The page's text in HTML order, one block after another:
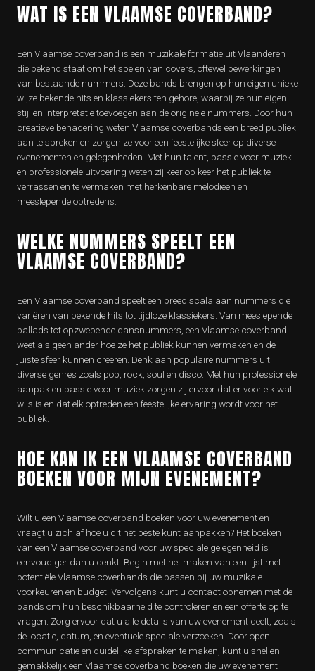
WAT IS EEN VLAAMSE COVERBAND?
Een Vlaamse coverband is een muzikale formatie uit Vlaanderen
die bekend staat om het spelen van covers, oftewel bewerkingen
van bestaande nummers. Deze bands brengen op hun eigen unieke
wijze bekende hits en klassiekers ten gehore, waarbij ze hun eigen
stijl en interpretatie toevoegen aan de originele nummers. Door hun
creatieve benadering weten Vlaamse coverbands een breed publiek
aan te spreken en zorgen ze voor een feestelijke sfeer op diverse
evenementen en gelegenheden. Met hun talent, passie voor muziek
en professionele uitvoering weten zij keer op keer het publiek te
verrassen en te vermaken met herkenbare melodieën en
meeslepende optredens.
WELKE NUMMERS SPEELT EEN
VLAAMSE COVERBAND?
Een Vlaamse coverband speelt een breed scala aan nummers die
variëren van bekende hits tot tijdloze klassiekers. Van meeslepende
ballads tot opzwepende dansnummers, een Vlaamse coverband
weet als geen ander hoe ze het publiek kunnen vermaken en de
juiste sfeer kunnen creëren. Denk aan populaire nummers uit
diverse genres zoals pop, rock, soul en disco. Met hun professionele
aanpak en passie voor muziek zorgen zij ervoor dat er voor elk wat
wils is en dat elk optreden een feestelijke ervaring wordt voor het
publiek.
HOE KAN IK EEN VLAAMSE COVERBAND
BOEKEN VOOR MIJN EVENEMENT?
Wilt u een Vlaamse coverband boeken voor uw evenement en
vraagt u zich af hoe u dit het beste kunt aanpakken? Het boeken
van een Vlaamse coverband voor uw speciale gelegenheid is
eenvoudiger dan u denkt. Begin met het maken van een lijst met
potentiële Vlaamse coverbands die passen bij uw muzikale
voorkeuren en budget. Vervolgens kunt u contact opnemen met de
bands om hun beschikbaarheid te controleren en een offerte op te
vragen. Zorg ervoor dat u alle details van uw evenement deelt, zoals
de locatie, datum, en eventuele speciale verzoeken. Door open
communicatie en duidelijke afspraken te maken, kunt u snel en
gemakkelijk een Vlaamse coverband boeken die uw evenement